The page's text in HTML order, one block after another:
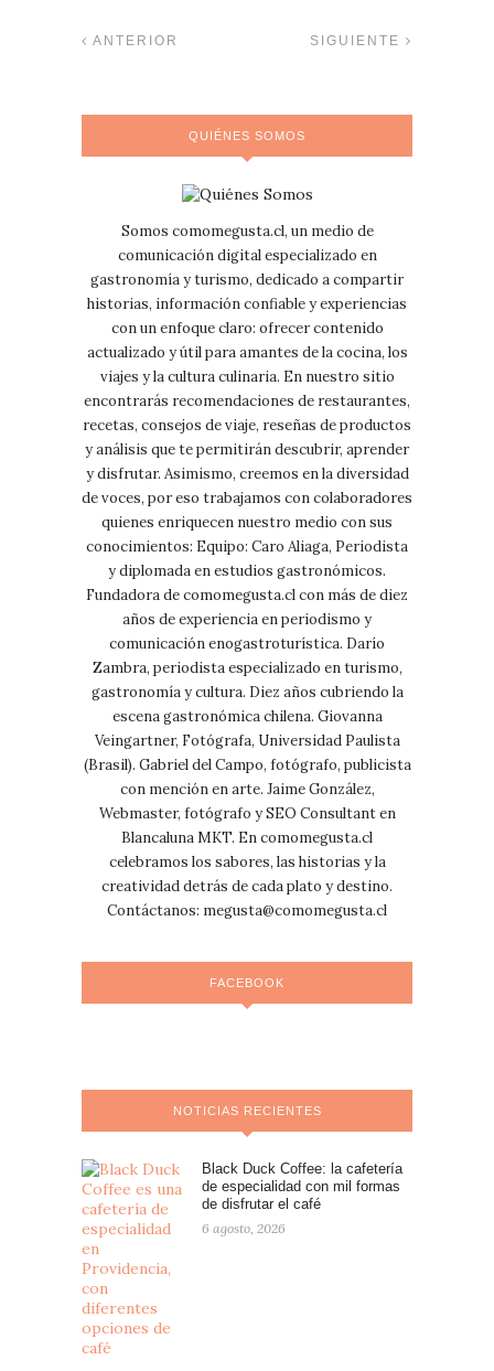
ANTERIOR SIGUIENTE
QUIÉNES SOMOS
Somos comomegusta.cl, un medio de
comunicación digital especializado en
gastronomía y turismo, dedicado a compartir
historias, información confiable y experiencias
con un enfoque claro: ofrecer contenido
actualizado y útil para amantes de la cocina, los
viajes y la cultura culinaria. En nuestro sitio
encontrarás recomendaciones de restaurantes,
recetas, consejos de viaje, reseñas de productos
y análisis que te permitirán descubrir, aprender
y disfrutar. Asimismo, creemos en la diversidad
de voces, por eso trabajamos con colaboradores
quienes enriquecen nuestro medio con sus
conocimientos: Equipo: Caro Aliaga, Periodista
y diplomada en estudios gastronómicos.
Fundadora de comomegusta.cl con más de diez
años de experiencia en periodismo y
comunicación enogastroturística. Darío
Zambra, periodista especializado en turismo,
gastronomía y cultura. Diez años cubriendo la
escena gastronómica chilena. Giovanna
Veingartner, Fotógrafa, Universidad Paulista
(Brasil). Gabriel del Campo, fotógrafo, publicista
con mención en arte. Jaime González,
Webmaster, fotógrafo y SEO Consultant en
Blancaluna MKT. En comomegusta.cl
celebramos los sabores, las historias y la
creatividad detrás de cada plato y destino.
Contáctanos: megusta@comomegusta.cl
FACEBOOK
NOTICIAS RECIENTES
Black Duck Coffee: la cafetería
de especialidad con mil formas
de disfrutar el café
6 agosto, 2026